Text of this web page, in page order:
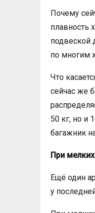
Почему
плавность
подвеской
по многим
Что
сейчас же
50 кг, но и
багажник
При
Ещё один
у